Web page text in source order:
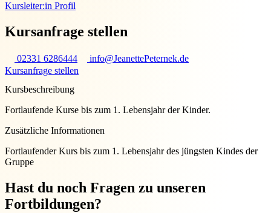
Kursleiter:in Profil
Kursanfrage stellen
02331 6286444
info@JeanettePeternek.de
Kursanfrage stellen
Kursbeschreibung
Fortlaufende Kurse bis zum 1. Lebensjahr der Kinder.
Zusätzliche Informationen
Fortlaufender Kurs bis zum 1. Lebensjahr des jüngsten Kindes der
Gruppe
Hast du noch Fragen zu unseren
Fortbildungen?